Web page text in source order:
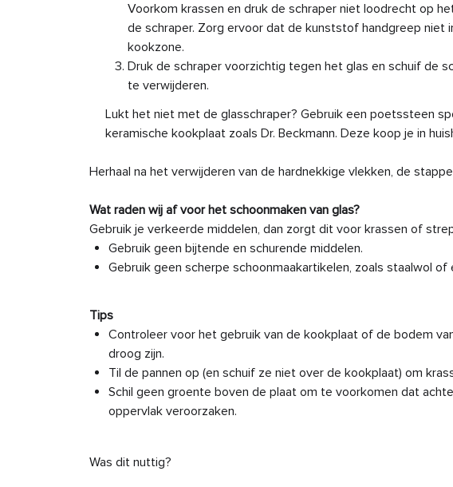
Voorkom krassen en druk de schraper niet loodrecht op
de schraper. Zorg ervoor dat de kunststof handgreep niet
kookzone.
Druk de schraper voorzichtig tegen het glas en schuif de
te verwijderen.
Lukt het niet met de glasschraper? Gebruik een poetssteen
keramische kookplaat zoals Dr. Beckmann. Deze koop je in
Herhaal na het verwijderen van de hardnekkige vlekken, de
Wat raden wij af voor het schoonmaken van glas?
Gebruik je verkeerde middelen, dan zorgt dit voor krassen of
Gebruik geen bijtende en schurende middelen.
Gebruik geen scherpe schoonmaakartikelen, zoals staalwol of
Tips
Controleer voor het gebruik van de kookplaat of de bodem
droog zijn.
Til de pannen op (en schuif ze niet over de kookplaat) om
Schil geen groente boven de plaat om te voorkomen dat
oppervlak veroorzaken.
Was dit nuttig?